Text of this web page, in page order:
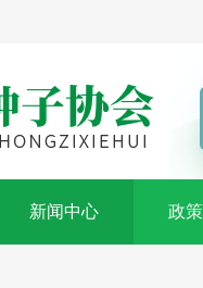
新闻中心 政